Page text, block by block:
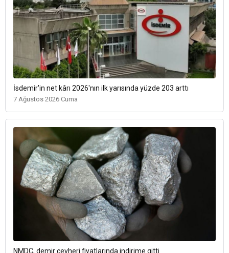
İsdemir'in net kârı 2026'nın ilk yarısında yüzde 203 arttı
7 Ağustos 2026 Cuma
NMDC, demir cevheri fiyatlarında indirime gitti